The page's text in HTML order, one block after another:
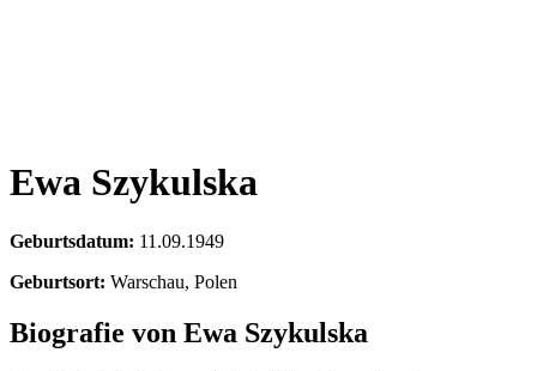
Ewa Szykulska
Geburtsdatum: 11.09.1949
Geburtsort: Warschau, Polen
Biografie von Ewa Szykulska